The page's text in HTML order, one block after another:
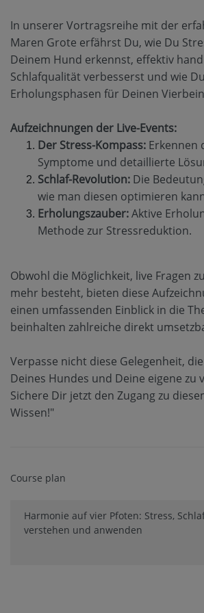
In unserer Vortragsreihe mit der
Maren Grote erfährst Du, wie Du
Deinem Hund erkennst, effektiv
Schlafqualität verbesserst und wie
Erholungsphasen für Deinen
Aufzeichnungen der Live-Events:
Der Stress-Kompass: Erkennen
Symptome und detaillierte
Schlaf-Revolution: Die
wie man diesen optimieren
Erholungszauber:Aktive
Methode zur Stressreduktion.
Obwohl die Möglichkeit, live Fragen
mehr besteht, bieten diese
einen umfassenden Einblick in die
beinhalten zahlreiche direkt
Verpasse nicht diese Gelegenheit,
Deines Hundes und Deine eigene zu
Sichere Dir jetzt den Zugang zu
Wissen!"
Course plan
Harmonie auf vier Pfoten: Stress,
verstehen und anwenden